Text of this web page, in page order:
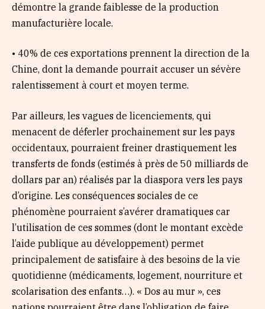
démontre la grande faiblesse de la production
manufacturière locale.
• 40% de ces exportations prennent la direction de la
Chine, dont la demande pourrait accuser un sévère
ralentissement à court et moyen terme.
Par ailleurs, les vagues de licenciements, qui
menacent de déferler prochainement sur les pays
occidentaux, pourraient freiner drastiquement les
transferts de fonds (estimés à près de 50 milliards de
dollars par an) réalisés par la diaspora vers les pays
d’origine. Les conséquences sociales de ce
phénomène pourraient s’avérer dramatiques car
l’utilisation de ces sommes (dont le montant excède
l’aide publique au développement) permet
principalement de satisfaire à des besoins de la vie
quotidienne (médicaments, logement, nourriture et
scolarisation des enfants…). « Dos au mur », ces